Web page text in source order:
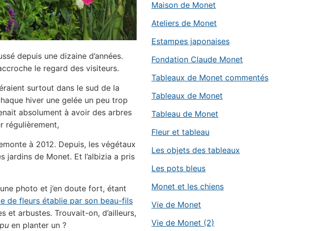
depuis une dizaine d’années.
le regard des visiteurs.
surtout dans le sud de la
hiver une gelée un peu trop
absolument à avoir des arbres
régulièrement,
à 2012. Depuis, les végétaux
jardins de Monet. Et l’albizia a pris
photo et j’en doute fort, étant
de fleurs établie par son beau-fils
et arbustes. Trouvait-on, d’ailleurs,
pu en planter un ?
Maison de Monet
Ateliers de Monet
Estampes japonaises
Fondation Claude Monet
Tableaux de Monet commentés
Tableaux de Monet
Tableau de Monet
Fleur et tableau
Les objets des tableaux
Les pots bleus
Monet et les chiens
Vie de Monet
Vie de Monet (2)